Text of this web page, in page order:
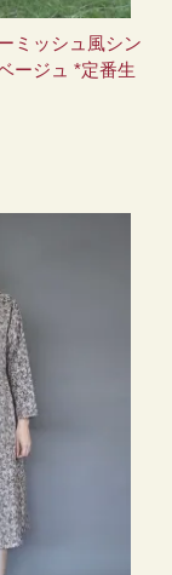
ミッシュ風シン
ージュ *定番生